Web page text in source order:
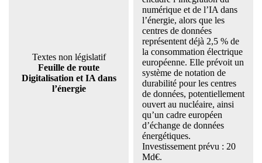
Textes non législatif
Feuille de route
Digitalisation et IA dans
l’énergie
numérique et de l’IA dans
l’énergie, alors que les
centres de données
représentent déjà 2,5 % de
la consommation électrique
européenne. Elle prévoit un
système de notation de
durabilité pour les centres
de données, potentiellement
ouvert au nucléaire, ainsi
qu’un cadre européen
d’échange de données
énergétiques.
Investissement prévu : 20
Md€.